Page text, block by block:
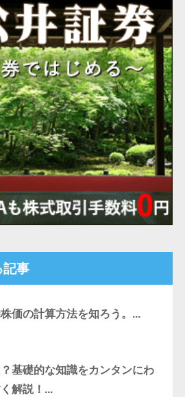
記事
価の計算方法を知ろう。...
基礎的な知識をカンタンにわ
解説！...